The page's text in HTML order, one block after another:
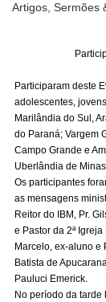
Artigos, Sermões
Participaram deste
adolescentes,
Marilândia do Sul,
do Paraná; Vargem
Campo Grande e
Uberlândia de
Os participantes
as mensagens
Reitor do IBM, Pr.
e Pastor da 2ª Igreja
Marcelo, ex-aluno e
Batista de
Pauluci Emerick.
No período da tarde